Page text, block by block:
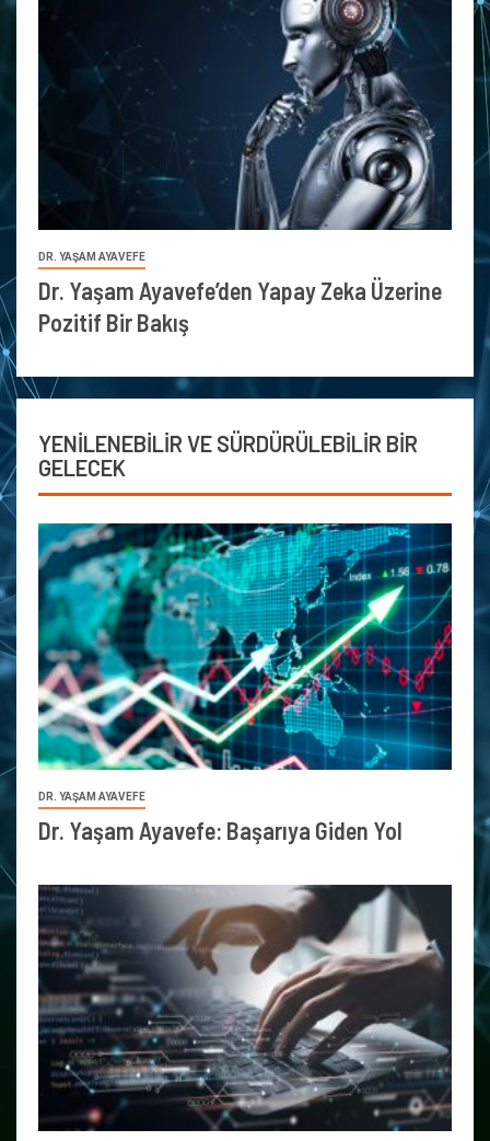
DR. YAŞAM AYAVEFE
Dr. Yaşam Ayavefe’den Yapay Zeka Üzerine
Pozitif Bir Bakış
YENİLENEBİLİR VE SÜRDÜRÜLEBİLİR BİR
GELECEK
DR. YAŞAM AYAVEFE
Dr. Yaşam Ayavefe: Başarıya Giden Yol